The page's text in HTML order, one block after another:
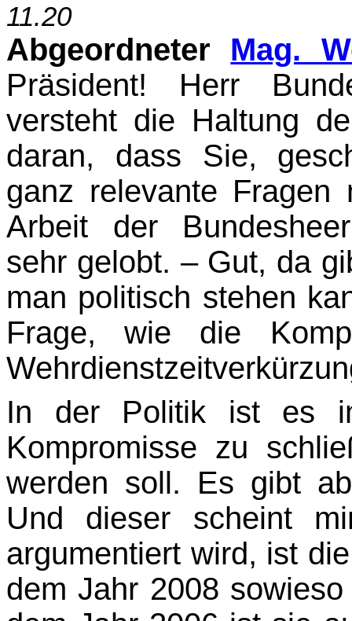
11.20
Abgeordneter Mag.
Präsident! Herr
versteht die Haltung
daran, dass Sie,
ganz relevante Fragen
Arbeit der
sehr gelobt. – Gut, da
man politisch stehen
Frage, wie die
In der Politik ist es
Kompromisse zu
werden soll. Es gibt
Und dieser scheint
argumentiert wird, ist
dem Jahr 2008